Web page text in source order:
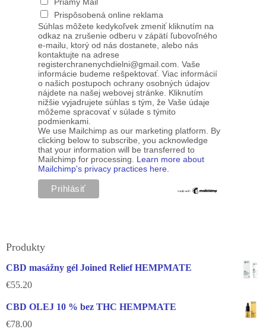
Prispôsobená online reklama
Súhlas môžete kedykoľvek zmeniť kliknutím na
odkaz na zrušenie odberu v zápätí ľubovoľného
e-mailu, ktorý od nás dostanete, alebo nás
kontaktujte na adrese
registerchranenychdielni@gmail.com. Vaše
informácie budeme rešpektovať. Viac informácií
o našich postupoch ochrany osobných údajov
nájdete na našej webovej stránke. Kliknutím
nižšie vyjadrujete súhlas s tým, že Vaše údaje
môžeme spracovať v súlade s týmito
podmienkami.
We use Mailchimp as our marketing platform. By
clicking below to subscribe, you acknowledge
that your information will be transferred to
Mailchimp for processing. Learn more about
Mailchimp's privacy practices here.
Produkty
CBD masážny gél Joined Relief HEMPMATE
€55.20
CBD OLEJ 10 % bez THC HEMPMATE
€78.00